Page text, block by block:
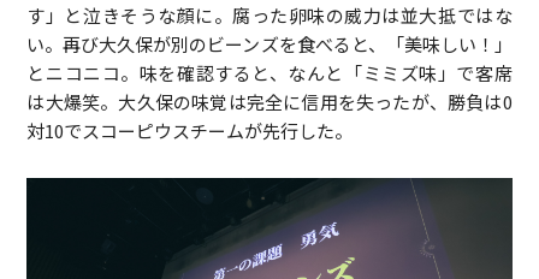
す」と泣きそうな顔に。腐った卵味の威力は並大抵ではな
い。再び大久保が別のビーンズを食べると、「美味しい！」
とニコニコ。味を確認すると、なんと「ミミズ味」で客席
は大爆笑。大久保の味覚は完全に信用を失ったが、勝負は0
対10でスコーピウスチームが先行した。